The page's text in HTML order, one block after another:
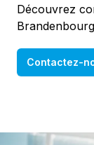
Découvrez
Contactez-